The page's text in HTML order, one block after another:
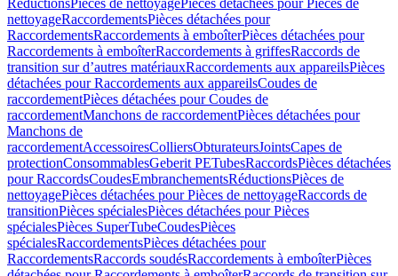
RéductionsPièces de nettoyagePièces détachées pour Pièces de
nettoyageRaccordementsPièces détachées pour
RaccordementsRaccordements à emboîterPièces détachées pour
Raccordements à emboîterRaccordements à griffesRaccords de
transition sur d’autres matériauxRaccordements aux appareilsPièces
détachées pour Raccordements aux appareilsCoudes de
raccordementPièces détachées pour Coudes de
raccordementManchons de raccordementPièces détachées pour
Manchons de
raccordementAccessoiresColliersObturateursJointsCapes de
protectionConsommablesGeberit PETubesRaccordsPièces détachées
pour RaccordsCoudesEmbranchementsRéductionsPièces de
nettoyagePièces détachées pour Pièces de nettoyageRaccords de
transitionPièces spécialesPièces détachées pour Pièces
spécialesPièces SuperTubeCoudesPièces
spécialesRaccordementsPièces détachées pour
RaccordementsRaccords soudésRaccordements à emboîterPièces